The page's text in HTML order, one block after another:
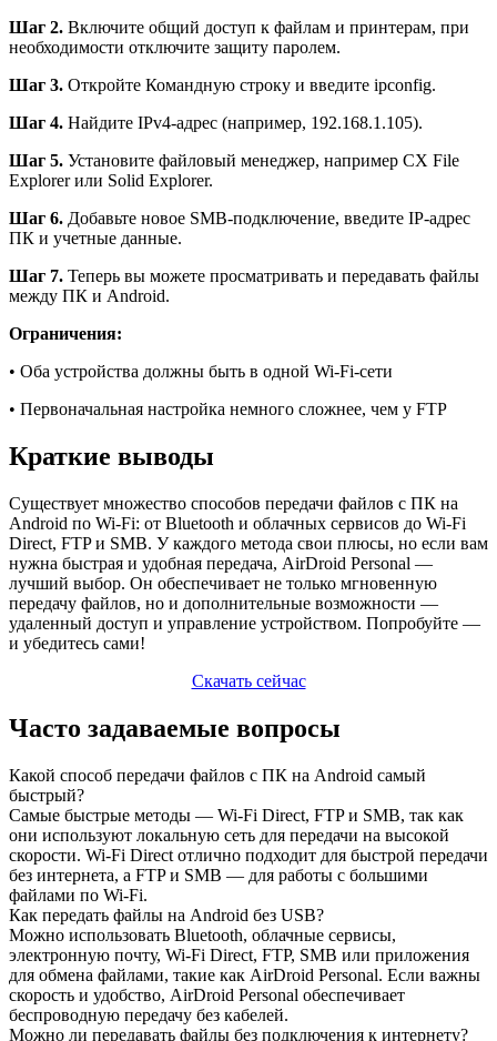
Шаг 2. Включите общий доступ к файлам и принтерам, при
необходимости отключите защиту паролем.
Шаг 3. Откройте Командную строку и введите ipconfig.
Шаг 4. Найдите IPv4-адрес (например, 192.168.1.105).
Шаг 5. Установите файловый менеджер, например CX File
Explorer или Solid Explorer.
Шаг 6. Добавьте новое SMB-подключение, введите IP-адрес
ПК и учетные данные.
Шаг 7. Теперь вы можете просматривать и передавать файлы
между ПК и Android.
Ограничения:
• Оба устройства должны быть в одной Wi-Fi-сети
• Первоначальная настройка немного сложнее, чем у FTP
Краткие выводы
Существует множество способов передачи файлов с ПК на
Android по Wi-Fi: от Bluetooth и облачных сервисов до Wi-Fi
Direct, FTP и SMB. У каждого метода свои плюсы, но если вам
нужна быстрая и удобная передача, AirDroid Personal —
лучший выбор. Он обеспечивает не только мгновенную
передачу файлов, но и дополнительные возможности —
удаленный доступ и управление устройством. Попробуйте —
и убедитесь сами!
Скачать сейчас
Часто задаваемые вопросы
Какой способ передачи файлов с ПК на Android самый
быстрый?
Самые быстрые методы — Wi-Fi Direct, FTP и SMB, так как
они используют локальную сеть для передачи на высокой
скорости. Wi-Fi Direct отлично подходит для быстрой передачи
без интернета, а FTP и SMB — для работы с большими
файлами по Wi-Fi.
Как передать файлы на Android без USB?
Можно использовать Bluetooth, облачные сервисы,
электронную почту, Wi-Fi Direct, FTP, SMB или приложения
для обмена файлами, такие как AirDroid Personal. Если важны
скорость и удобство, AirDroid Personal обеспечивает
беспроводную передачу без кабелей.
Можно ли передавать файлы без подключения к интернету?